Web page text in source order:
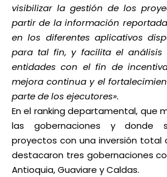
visibilizar la gestión de los
partir de la información
en los diferentes aplicativos
para tal fin, y facilita el análisis
entidades con el fin de
mejora continua y el
parte de los ejecutores».
En el ranking departamental, que
las gobernaciones y donde
proyectos con una inversión total
destacaron tres gobernaciones
Antioquia, Guaviare y Caldas.